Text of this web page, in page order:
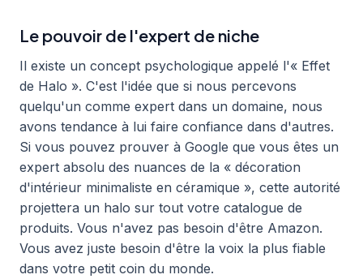
Le pouvoir de l'expert de niche
Il existe un concept psychologique appelé l'« Effet
de Halo ». C'est l'idée que si nous percevons
quelqu'un comme expert dans un domaine, nous
avons tendance à lui faire confiance dans d'autres.
Si vous pouvez prouver à Google que vous êtes un
expert absolu des nuances de la « décoration
d'intérieur minimaliste en céramique », cette autorité
projettera un halo sur tout votre catalogue de
produits. Vous n'avez pas besoin d'être Amazon.
Vous avez juste besoin d'être la voix la plus fiable
dans votre petit coin du monde.